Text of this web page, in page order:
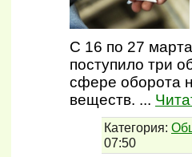
С 16 по 27
поступило три
сфере оборота
веществ. ...
Категория:
07:50